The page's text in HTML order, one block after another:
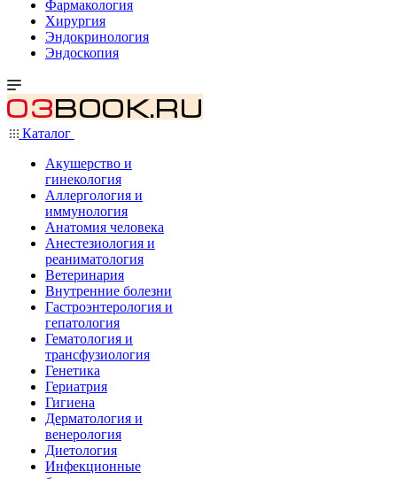
Фармакология
Хирургия
Эндокринология
Эндоскопия
Каталог
Акушерство и
гинекология
Аллергология и
иммунология
Анатомия человека
Анестезиология и
реаниматология
Ветеринария
Внутренние болезни
Гастроэнтерология и
гепатология
Гематология и
трансфузиология
Генетика
Гериатрия
Гигиена
Дерматология и
венерология
Диетология
Инфекционные